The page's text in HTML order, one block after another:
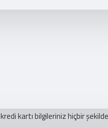
kartı bilgileriniz hiçbir